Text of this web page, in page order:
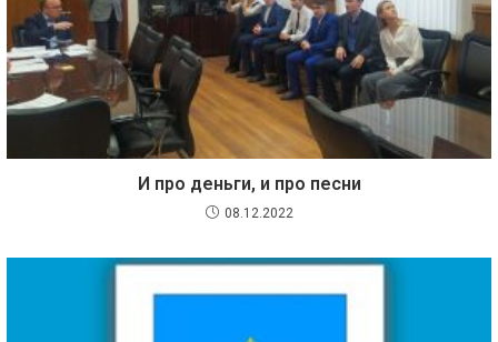
И про деньги, и про песни
08.12.2022